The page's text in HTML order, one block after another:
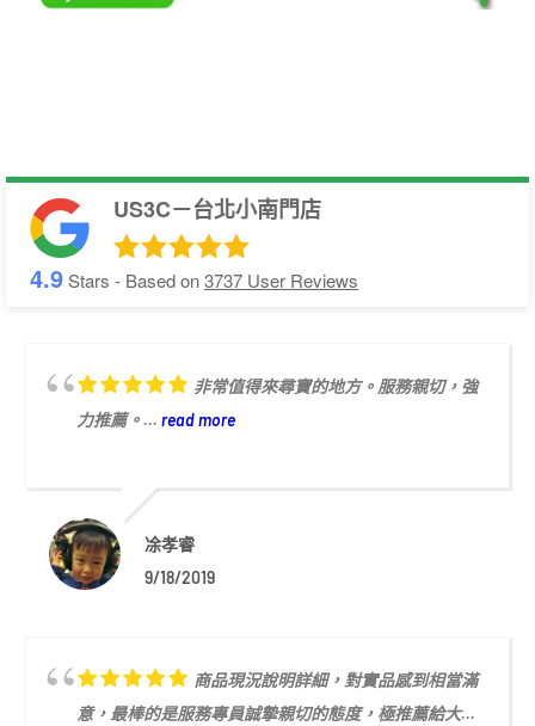
US3C－台北小南門店
4.9Stars - Based on3737 User Reviews
非常值得來尋寶的地方。服務親切，強
力推薦。... read more
凃孝睿
9/18/2019
商品現況說明詳細，對實品感到相當滿
意，最棒的是服務專員誠摯親切的態度，極推薦給大...